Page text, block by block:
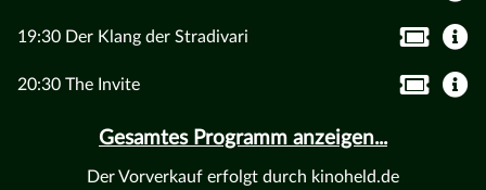
19:30 Der Klang der Stradivari
20:30 The Invite
Gesamtes Programm anzeigen...
Der Vorverkauf erfolgt durch kinoheld.de